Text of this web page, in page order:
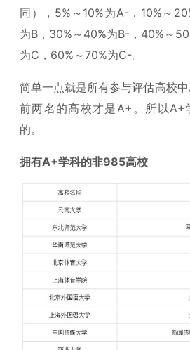
同），5%～10%为A-，10%～
为B，30%～40%为B-，40%～
为C，60%～70%为C-。
简单一点就是所有参与评估高校
前两名的高校才是A+。所以A+
的。
拥有A+学科的非985高校